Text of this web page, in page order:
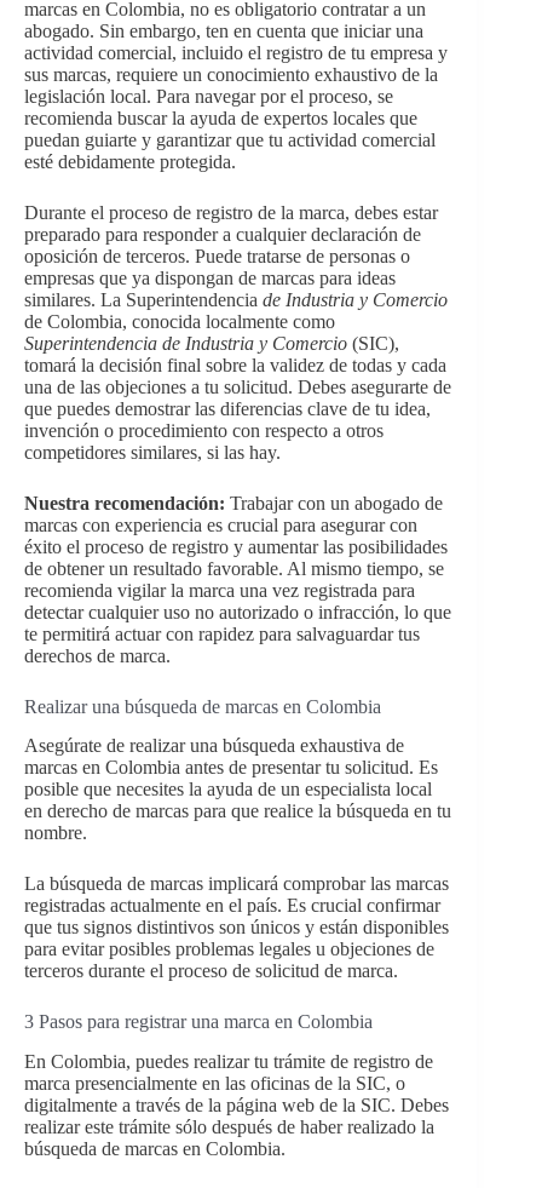
marcas en Colombia, no es obligatorio contratar a un
abogado. Sin embargo, ten en cuenta que iniciar una
actividad comercial, incluido el registro de tu empresa y
sus marcas, requiere un conocimiento exhaustivo de la
legislación local. Para navegar por el proceso, se
recomienda buscar la ayuda de expertos locales que
puedan guiarte y garantizar que tu actividad comercial
esté debidamente protegida.
Durante el proceso de registro de la marca, debes estar
preparado para responder a cualquier declaración de
oposición de terceros. Puede tratarse de personas o
empresas que ya dispongan de marcas para ideas
similares. La Superintendencia de Industria y Comercio
de Colombia, conocida localmente como
Superintendencia de Industria y Comercio (SIC),
tomará la decisión final sobre la validez de todas y cada
una de las objeciones a tu solicitud. Debes asegurarte de
que puedes demostrar las diferencias clave de tu idea,
invención o procedimiento con respecto a otros
competidores similares, si las hay.
Nuestra recomendación: Trabajar con un abogado de
marcas con experiencia es crucial para asegurar con
éxito el proceso de registro y aumentar las posibilidades
de obtener un resultado favorable. Al mismo tiempo, se
recomienda vigilar la marca una vez registrada para
detectar cualquier uso no autorizado o infracción, lo que
te permitirá actuar con rapidez para salvaguardar tus
derechos de marca.
Realizar una búsqueda de marcas en Colombia
Asegúrate de realizar una búsqueda exhaustiva de
marcas en Colombia antes de presentar tu solicitud. Es
posible que necesites la ayuda de un especialista local
en derecho de marcas para que realice la búsqueda en tu
nombre.
La búsqueda de marcas implicará comprobar las marcas
registradas actualmente en el país. Es crucial confirmar
que tus signos distintivos son únicos y están disponibles
para evitar posibles problemas legales u objeciones de
terceros durante el proceso de solicitud de marca.
3 Pasos para registrar una marca en Colombia
En Colombia, puedes realizar tu trámite de registro de
marca presencialmente en las oficinas de la SIC, o
digitalmente a través de la página web de la SIC. Debes
realizar este trámite sólo después de haber realizado la
búsqueda de marcas en Colombia.